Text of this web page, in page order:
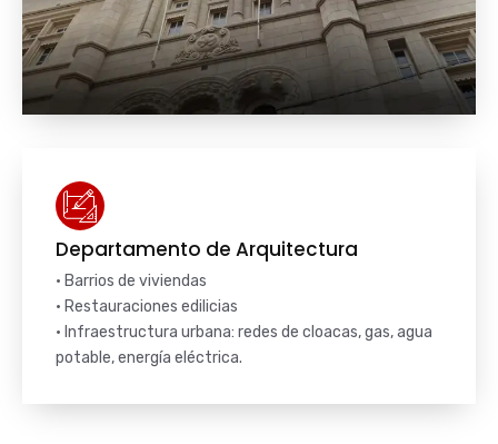
Departamento de Arquitectura
• Barrios de viviendas
• Restauraciones edilicias
• Infraestructura urbana: redes de cloacas, gas, agua
potable, energía eléctrica.